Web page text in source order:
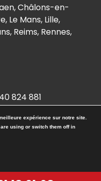
d’Arcy (78390)
(78910)
Mauvoisin
(78830)
sur-Seine
(78380)
(78113)
Châlons-en-
Le Mans, Lille,
Reims, Rennes,
824 881
LA-VILLE
expérience sur notre site.
using or switch them off in
la bannière des cookies